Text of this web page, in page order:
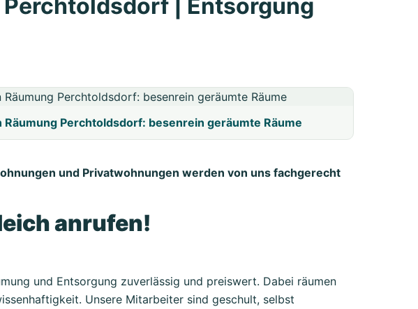
| Entsorgung
Räumung Perchtoldsdorf: besenrein geräumte Räume
und Privatwohnungen werden von uns fachgerecht
anrufen!
und Entsorgung zuverlässig und preiswert. Dabei räumen
Unsere Mitarbeiter sind geschult, selbst